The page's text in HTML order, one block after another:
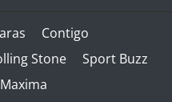
Contigo
Stone
Sport Buzz
Maxima